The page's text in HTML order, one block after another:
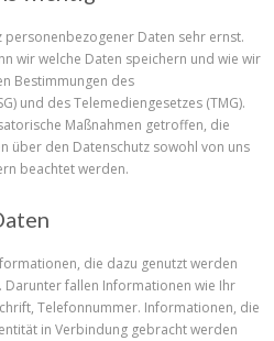
personenbezogener Daten sehr ernst.
wir welche Daten speichern und wie wir
Bestimmungen des
und des Telemediengesetzes (TMG).
Maßnahmen getroffen, die
über den Datenschutz sowohl von uns
beachtet werden.
die dazu genutzt werden
Darunter fallen Informationen wie Ihr
Telefonnummer. Informationen, die
in Verbindung gebracht werden